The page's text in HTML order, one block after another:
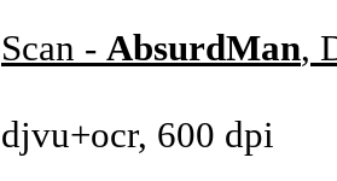
Scan - AbsurdMan,
djvu+ocr, 600 dpi